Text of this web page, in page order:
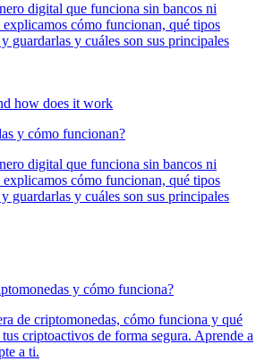
digital que funciona sin bancos ni
explicamos cómo funcionan, qué tipos
guardarlas y cuáles son sus principales
y cómo funcionan?
digital que funciona sin bancos ni
explicamos cómo funcionan, qué tipos
guardarlas y cuáles son sus principales
y cómo funciona?
de criptomonedas, cómo funciona y qué
criptoactivos de forma segura. Aprende a
a ti.